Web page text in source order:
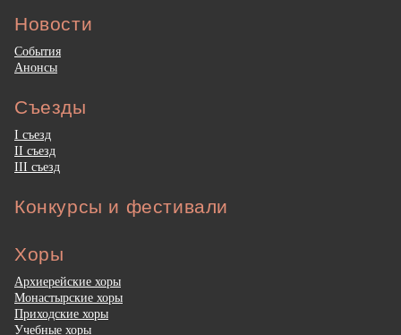
Новости
События
Анонсы
Съезды
I съезд
II съезд
III съезд
Конкурсы и фестивали
Хоры
Архиерейские хоры
Монастырские хоры
Приходские хоры
Учебные хоры